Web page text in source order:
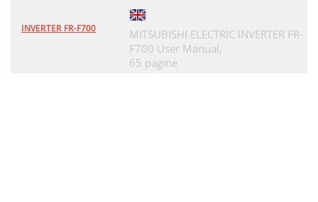
INVERTER FR-F700
MITSUBISHI ELECTRIC INVERTER FR-
F700 User Manual,
65 pagine